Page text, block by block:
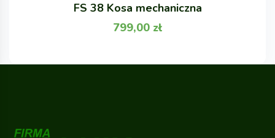
FS 38 Kosa mechaniczna
799,00 zł